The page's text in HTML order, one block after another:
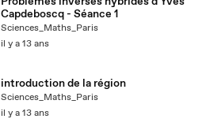
Capdeboscq - Séance 1
Sciences_Maths_Paris
il y a 13 ans
introduction de la région
Sciences_Maths_Paris
il y a 13 ans